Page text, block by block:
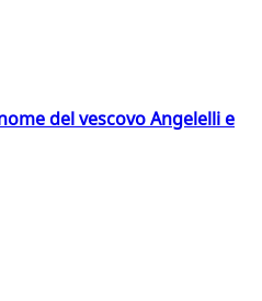
del vescovo Angelelli e